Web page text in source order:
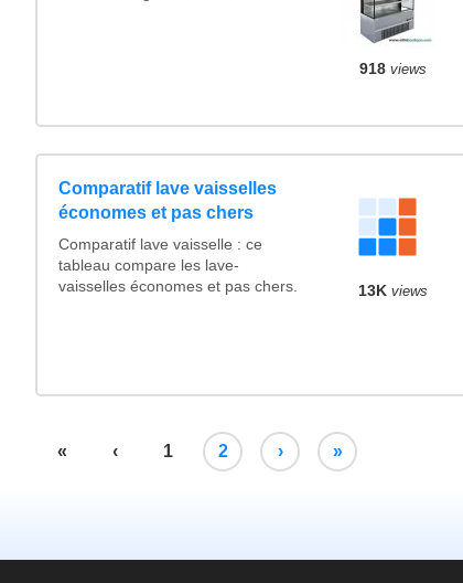
918 views
Comparatif lave vaisselles
économes et pas chers
Comparatif lave vaisselle : ce
tableau compare les lave-
vaisselles économes et pas chers.
13K views
« ‹ 1 2 › »